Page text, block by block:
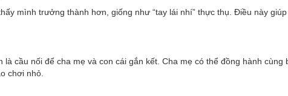
mình trưởng thành hơn, giống như “tay lái nhí” thực thụ. Điều này giúp
là cầu nối để cha mẹ và con cái gắn kết. Cha mẹ có thể đồng hành cùng
chơi nhỏ.